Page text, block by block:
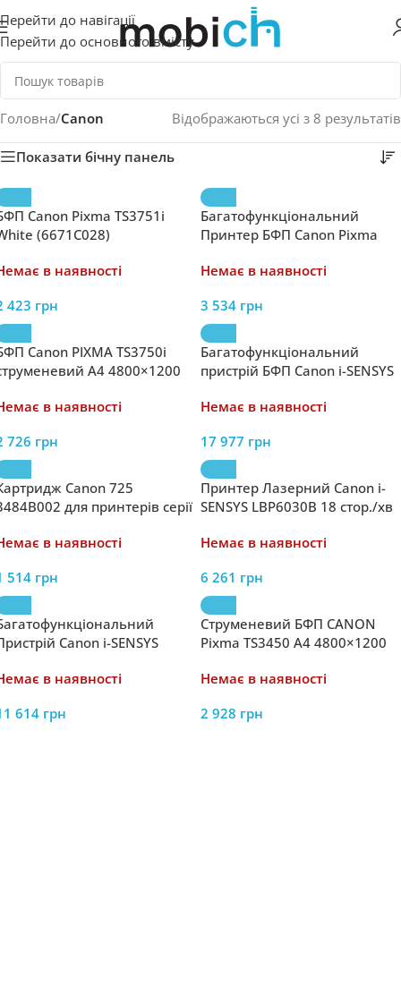
Перейти до навігації
Перейти до основного вмісту
Головна/Canon Відображаються усі з 8 результатів
Показати бічну панель
Canon Pixma TS3751i
(6671C028)
в наявності
423 грн
Багатофункціональний
Принтер БФП Canon Pixma
Немає в наявності
3 534 грн
Canon PIXMA TS3750i
A4 4800×1200
4 кольори
в наявності
726 грн
Багатофункціональний
пристрій БФП Canon i-SENSYS
Wi-Fi White 5158C009
Немає в наявності
17 977 грн
Canon 725
для принтерів серії
для Якісного Друку
в наявності
514 грн
Принтер Лазерний Canon i-
SENSYS LBP6030B 18 стор./хв
Немає в наявності
6 261 грн
Canon i-SENSYS
dpi 5621C013
в наявності
614 грн
Струменевий БФП CANON
Pixma TS3450 A4 4800×1200
Немає в наявності
2 928 грн